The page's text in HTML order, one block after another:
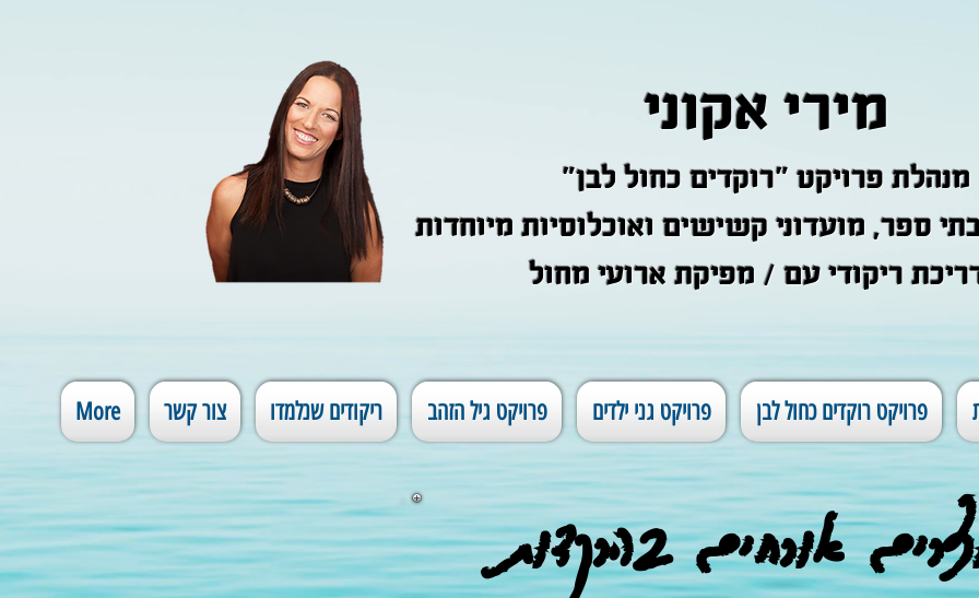
מירי אקוני
בתי ספר, מועדוני קשישים ואוכלוסיות מיוחדות
ריקודי עם / מפיקת ארועי מחול
אורחים בהרקדות
פרויקט רוקדים כחול לבן פרויקט גני ילדים פרויקט גיל הזהב ריקודים שנלמדו צור קשר More